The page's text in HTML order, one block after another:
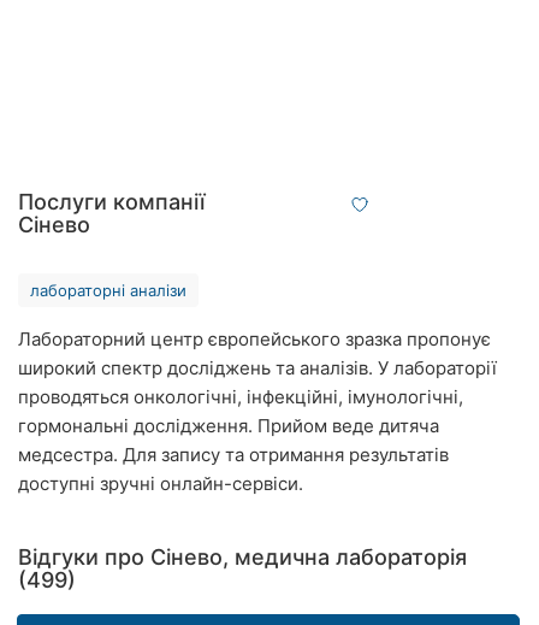
Хмельницький
Одеса
Кропивницький
Київ
Харків
Дніпро
Львів
Послуги компанії
Сінево
лабораторні аналізи
Лабораторний центр європейського зразка пропонує
широкий спектр досліджень та аналізів. У лабораторії
проводяться онкологічні, інфекційні, імунологічні,
гормональні дослідження. Прийом веде дитяча
медсестра. Для запису та отримання результатів
доступні зручні онлайн-сервіси.
Відгуки про Сінево, медична лабораторія
(499)